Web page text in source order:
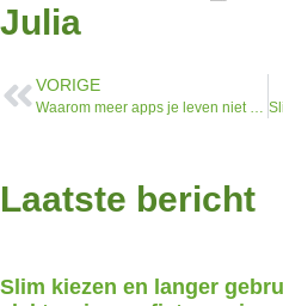
Julia
VORIGE
Waarom meer apps je leven niet makkelijker maken
Laatste bericht
Slim kiezen en langer